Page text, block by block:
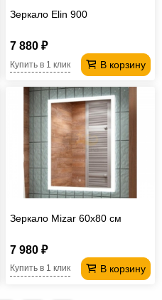
Зеркало Elin 900
7 880 ₽
В корзину
Купить в 1 клик
Зеркало Mizar 60х80 см
7 980 ₽
В корзину
Купить в 1 клик